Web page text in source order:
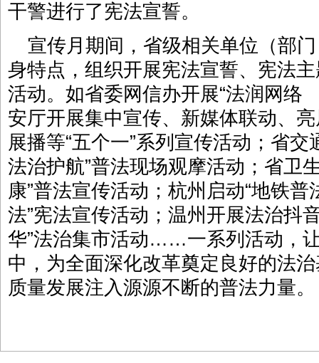
干警进行了宪法宣誓。
宣传月期间，省级相关单位（部
身特点，组织开展宪法宣誓、宪法
活动。如省委网信办开展“法润网
安厅开展集中宣传、新媒体联动、
展播等“五个一”系列宣传活动；省
法治护航”普法现场观摩活动；省卫
康”普法宣传活动；杭州启动“地铁普
法”宪法宣传活动；温州开展法治抖
华”法治集市活动……一系列活动，
中，为全面深化改革奠定良好的法
质量发展注入源源不断的普法力量。